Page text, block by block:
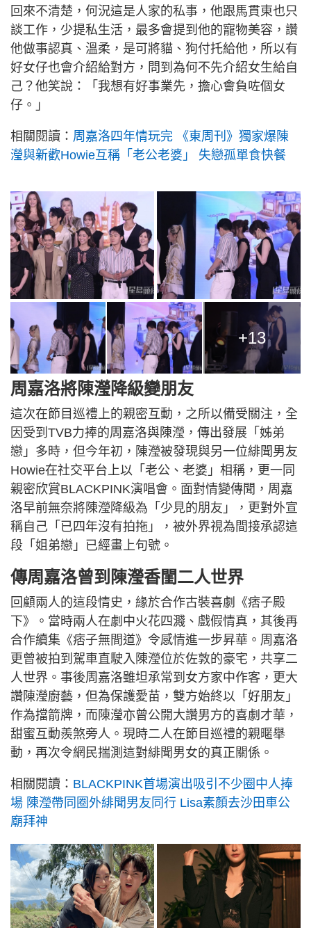
回來不清楚，何況這是人家的私事，他跟馬貫東也只
談工作，少提私生活，最多會提到他的寵物美容，讚
他做事認真、溫柔，是可將貓、狗付托給他，所以有
好女仔也會介紹給對方，問到為何不先介紹女生給自
己？他笑說：「我想有好事業先，擔心會負咗個女
仔。」
相關閱讀： 周嘉洛四年情玩完 《東周刊》獨家爆陳
瀅與新歡Howie互稱「老公老婆」 失戀孤單食快餐
+13
周嘉洛將陳瀅降級變朋友
這次在節目巡禮上的親密互動，之所以備受關注，全
因受到TVB力捧的周嘉洛與陳瀅，傳出發展「姊弟
戀」多時，但今年初，陳瀅被發現與另一位緋聞男友
Howie在社交平台上以「老公、老婆」相稱，更一同
親密欣賞BLACKPINK演唱會。面對情變傳聞，周嘉
洛早前無奈將陳瀅降級為「少見的朋友」，更對外宣
稱自己「已四年沒有拍拖」，被外界視為間接承認這
段「姐弟戀」已經畫上句號。
傳周嘉洛曾到陳瀅香閨二人世界
回顧兩人的這段情史，緣於合作古裝喜劇《痞子殿
下》。當時兩人在劇中火花四濺、戲假情真，其後再
合作續集《痞子無間道》令感情進一步昇華。周嘉洛
更曾被拍到駕車直駛入陳瀅位於佐敦的豪宅，共享二
人世界。事後周嘉洛雖坦承常到女方家中作客，更大
讚陳瀅廚藝，但為保護愛苗，雙方始終以「好朋友」
作為擋箭牌，而陳瀅亦曾公開大讚男方的喜劇才華，
甜蜜互動羨煞旁人。現時二人在節目巡禮的親暱舉
動，再次令網民揣測這對緋聞男女的真正關係。
相關閱讀： BLACKPINK首場演出吸引不少圈中人捧
場 陳瀅帶同圈外緋聞男友同行 Lisa素顏去沙田車公
廟拜神